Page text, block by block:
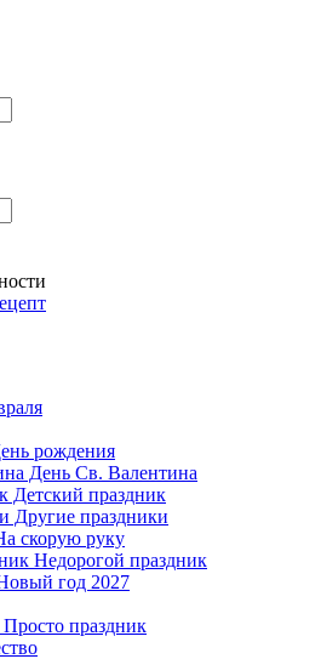
рождения
День Св. Валентина
Детский праздник
Другие праздники
скорую руку
Недорогой праздник
год 2027
Просто праздник